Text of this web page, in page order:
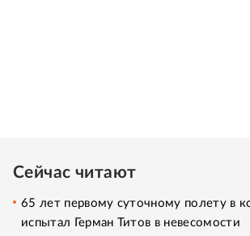
Сейчас читают
65 лет первому суточному полету в
испытал Герман Титов в невесомости